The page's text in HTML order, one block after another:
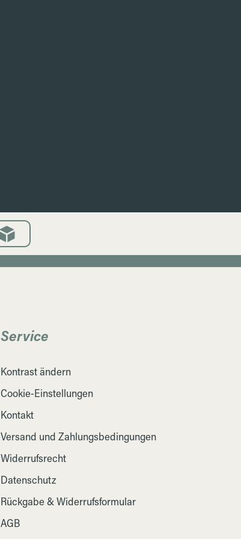
Service
Kontrast ändern
Cookie-Einstellungen
Kontakt
Versand und Zahlungsbedingungen
Widerrufsrecht
Datenschutz
Rückgabe & Widerrufsformular
AGB